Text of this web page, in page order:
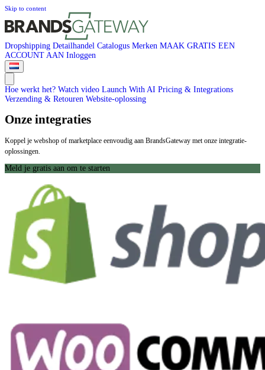
Skip to content
Dropshipping Detailhandel Catalogus Merken MAAK GRATIS EEN
ACCOUNT AAN Inloggen
Hoe werkt het? Watch video Launch With AI Pricing & Integrations
Verzending & Retouren Website-oplossing
Onze integraties
Koppel je webshop of marketplace eenvoudig aan BrandsGateway met onze integratie-
oplossingen.
Meld je gratis aan om te starten